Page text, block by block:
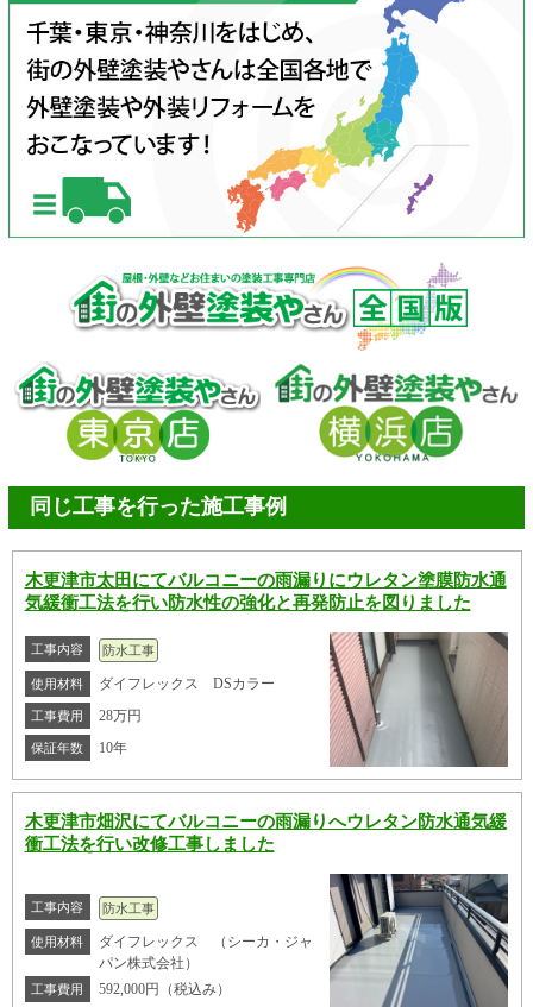
同じ工事を行った施工事例
木更津市太田にてバルコニーの雨漏りにウレタン塗膜防水通
気緩衝工法を行い防水性の強化と再発防止を図りました
工事内容 防水工事
使用材料 ダイフレックス DSカラー
工事費用 28万円
保証年数 10年
木更津市畑沢にてバルコニーの雨漏りへウレタン防水通気緩
衝工法を行い改修工事しました
工事内容 防水工事
使用材料
ダイフレックス （シーカ・ジャ
パン株式会社）
工事費用 592,000円（税込み）